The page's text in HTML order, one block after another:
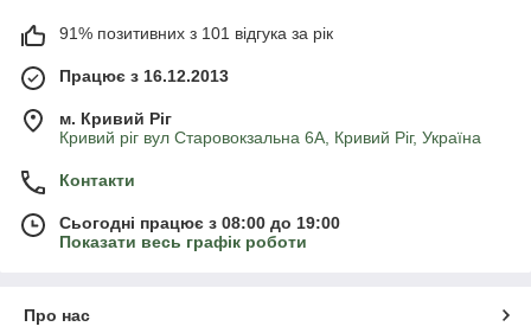
91% позитивних з 101 відгука за рік
Працює з 16.12.2013
м. Кривий Ріг
Кривий ріг вул Старовокзальна 6А, Кривий Ріг, Україна
Контакти
Сьогодні працює з 08:00 до 19:00
Показати весь графік роботи
Про нас